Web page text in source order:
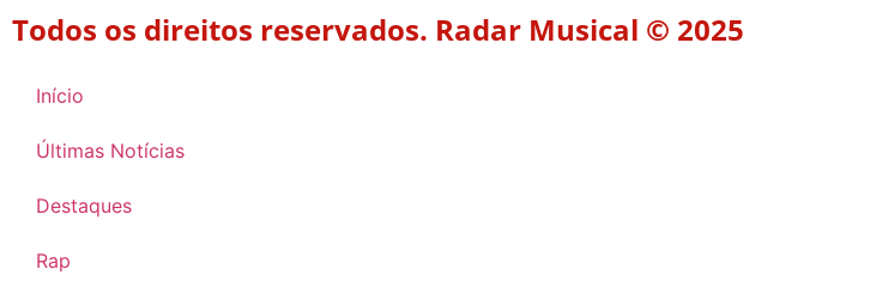
Todos os direitos reservados. Radar Musical © 2025
Início
Últimas Notícias
Destaques
Rap